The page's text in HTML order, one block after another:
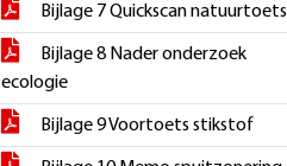
Bijlage 7 Quickscan natuurtoets
Bijlage 8 Nader onderzoek
ecologie
Bijlage 9 Voortoets stikstof